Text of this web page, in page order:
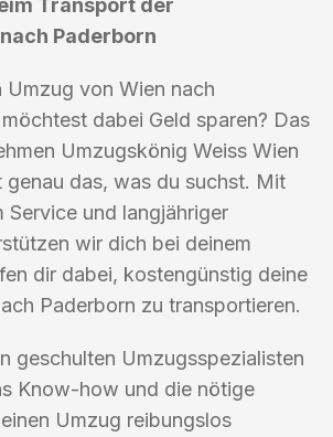
Transport der
Paderborn
Umzug von Wien nach
dabei Geld sparen? Das
Umzugskönig Weiss Wien
genau das, was du suchst. Mit
Service und langjähriger
wir dich bei deinem
dir dabei, kostengünstig deine
Paderborn zu transportieren.
geschulten Umzugsspezialisten
Know-how und die nötige
Umzug reibungslos